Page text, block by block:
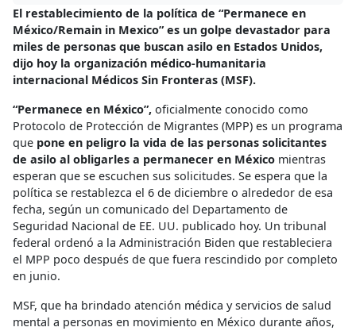
El restablecimiento de la política de “Permanece en
México/Remain in Mexico” es un golpe devastador para
miles de personas que buscan asilo en Estados Unidos,
dijo hoy la organización médico-humanitaria
internacional Médicos Sin Fronteras (MSF).
“Permanece en México”, oficialmente conocido como
Protocolo de Protección de Migrantes (MPP) es un programa
que pone en peligro la vida de las personas solicitantes
de asilo al obligarles a permanecer en México mientras
esperan que se escuchen sus solicitudes. Se espera que la
política se restablezca el 6 de diciembre o alrededor de esa
fecha, según un comunicado del Departamento de
Seguridad Nacional de EE. UU. publicado hoy. Un tribunal
federal ordenó a la Administración Biden que restableciera
el MPP poco después de que fuera rescindido por completo
en junio.
MSF, que ha brindado atención médica y servicios de salud
mental a personas en movimiento en México durante años,